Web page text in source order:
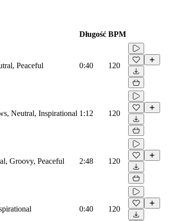
Długość BPM
Peaceful 0:40 120
Neutral, Inspirational 1:12 120
Groovy, Peaceful 2:48 120
0:40 120